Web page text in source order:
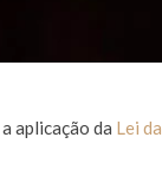
aplicação da Lei da